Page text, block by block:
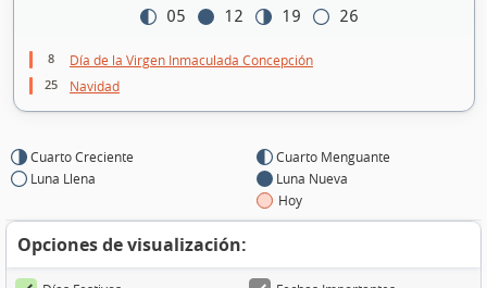
05 12 19 26
8 Día de la Virgen Inmaculada Concepción
25 Navidad
Cuarto Creciente
Luna Llena
Cuarto Menguante
Luna Nueva
Hoy
Opciones de visualización: